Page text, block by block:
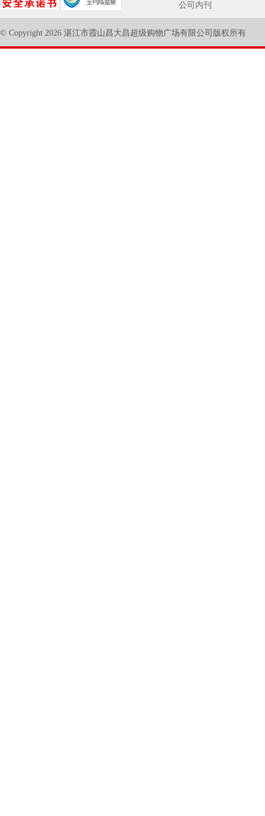
公司内刊
© Copyright 2026 湛江市霞山昌大昌超级购物广场有限公司版权所有